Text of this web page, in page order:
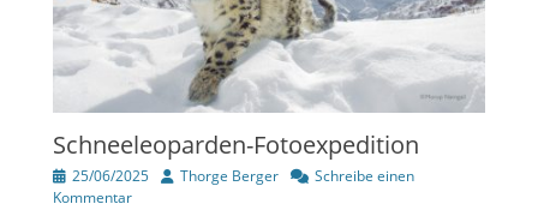
Schneeleoparden-Fotoexpedition
Veröffentlicht
am
25/06/2025 Author
Thorge Berger
Schreibe einen
Kommentar